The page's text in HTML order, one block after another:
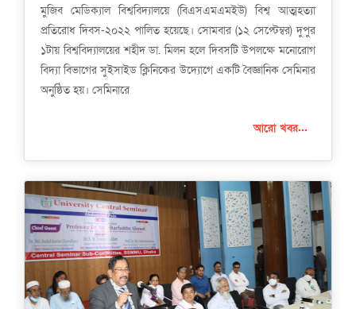
মুজিব মেডিক্যাল বিশ্ববিদ্যালয়ে (বিএসএমএমইউ) বিশ্ব আত্মহত্যা
প্রতিরোধ দিবস-২০২২ পালিত হয়েছে। সোমবার (১২ সেপ্টেম্বর) দুপুর
১টায় বিশ্ববিদ্যালয়ের শহীদ ডা. মিলন হলে দিবসটি উপলক্ষে মনোরোগ
বিদ্যা বিভাগের সুইসাইড ক্লিনিকের উদ্যোগে একটি বৈজ্ঞানিক সেমিনার
অনুষ্ঠিত হয়। সেমিনারে
আরো খবর...